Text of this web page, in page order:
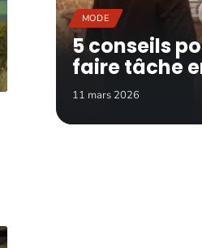
MODE
5 conseils
faire tâche
11 mars 2026